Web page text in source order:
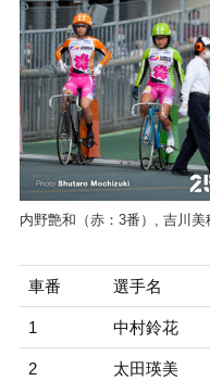
内野艶和（赤：3番）, 吉川美
車番 選手名
1 中村鈴花
2 太田瑛美